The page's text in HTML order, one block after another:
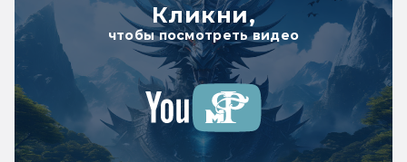
Кликни,
чтобы посмотреть видео